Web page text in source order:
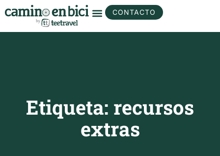
CONTACTO
Etiqueta: recursos
extras